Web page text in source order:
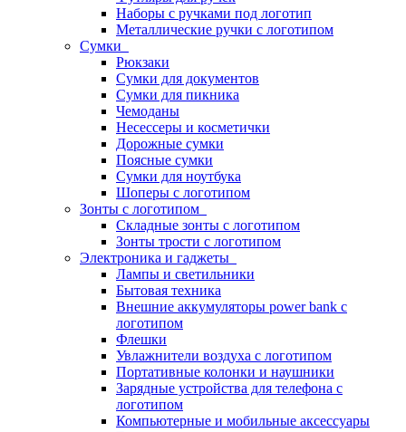
Наборы с ручками под логотип
Металлические ручки с логотипом
Сумки
Рюкзаки
Сумки для документов
Сумки для пикника
Чемоданы
Несессеры и косметички
Дорожные сумки
Поясные сумки
Сумки для ноутбука
Шоперы с логотипом
Зонты с логотипом
Складные зонты с логотипом
Зонты трости с логотипом
Электроника и гаджеты
Лампы и светильники
Бытовая техника
Внешние аккумуляторы power bank с
логотипом
Флешки
Увлажнители воздуха с логотипом
Портативные колонки и наушники
Зарядные устройства для телефона с
логотипом
Компьютерные и мобильные аксессуары